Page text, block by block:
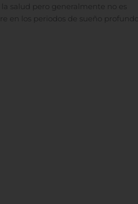
salud pero generalmente no es
en los periodos de sueño profundo